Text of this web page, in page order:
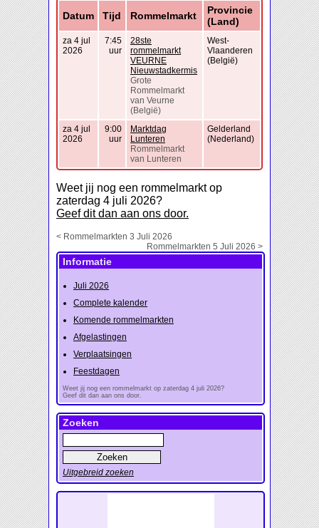
Datum Tijd Rommelmarkt
Provincie
(Land)
za 4 jul
2026
7:45
uur
28ste
rommelmarkt
VEURNE
Nieuwstadkermis
Grote
Rommelmarkt
van Veurne
(België)
West-
Vlaanderen
(België)
za 4 jul
2026
9:00
uur
Marktdag
Lunteren
Rommelmarkt
van Lunteren
Gelderland
(Nederland)
Weet jij nog een rommelmarkt op
zaterdag 4 juli 2026?
Geef dit dan aan ons door.
< Rommelmarkten 3 Juli 2026
Rommelmarkten 5 Juli 2026 >
Informatie
Juli 2026
Complete kalender
Komende rommelmarkten
Afgelastingen
Verplaatsingen
Feestdagen
Weet jij nog een rommelmarkt op zaterdag 4 juli 2026?
Geef dit dan aan ons door.
Zoeken
Uitgebreid zoeken